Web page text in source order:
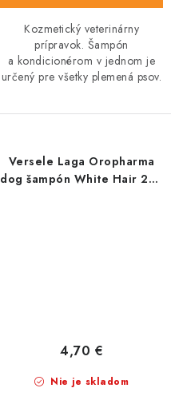
Kozmetický veterinárny
prípravok. Šampón
a kondicionérom v jednom je
určený pre všetky plemená psov.
Versele Laga Oropharma
dog šampón White Hair 250
Nie je skladom
4,70 €